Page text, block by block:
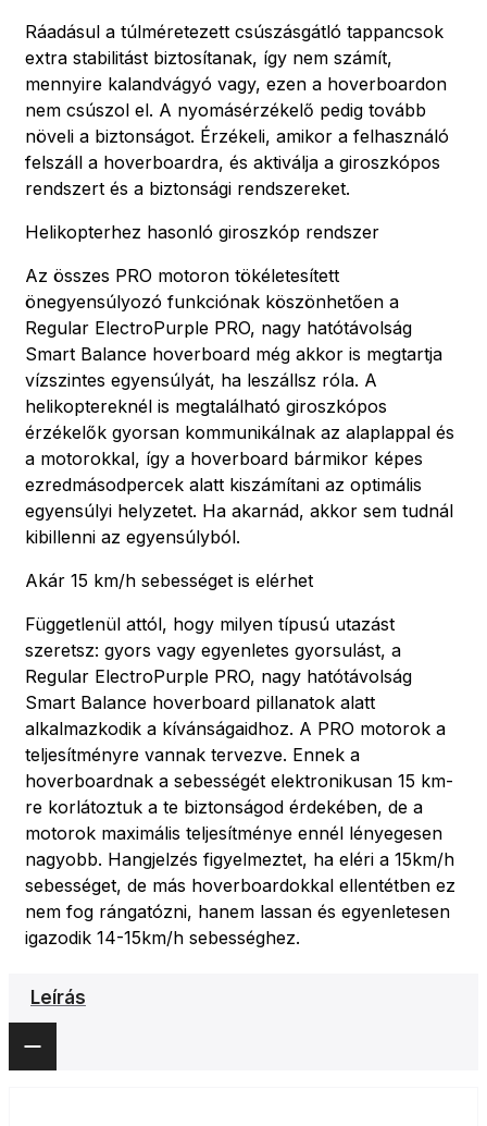
Ráadásul a túlméretezett csúszásgátló tappancsok
extra stabilitást biztosítanak, így nem számít,
mennyire kalandvágyó vagy, ezen a hoverboardon
nem csúszol el. A nyomásérzékelő pedig tovább
növeli a biztonságot. Érzékeli, amikor a felhasználó
felszáll a hoverboardra, és aktiválja a giroszkópos
rendszert és a biztonsági rendszereket.
Helikopterhez hasonló giroszkóp rendszer
Az összes PRO motoron tökéletesített
önegyensúlyozó funkciónak köszönhetően a
Regular ElectroPurple PRO, nagy hatótávolság
Smart Balance hoverboard még akkor is megtartja
vízszintes egyensúlyát, ha leszállsz róla. A
helikoptereknél is megtalálható giroszkópos
érzékelők gyorsan kommunikálnak az alaplappal és
a motorokkal, így a hoverboard bármikor képes
ezredmásodpercek alatt kiszámítani az optimális
egyensúlyi helyzetet. Ha akarnád, akkor sem tudnál
kibillenni az egyensúlyból.
Akár 15 km/h sebességet is elérhet
Függetlenül attól, hogy milyen típusú utazást
szeretsz: gyors vagy egyenletes gyorsulást, a
Regular ElectroPurple PRO, nagy hatótávolság
Smart Balance hoverboard pillanatok alatt
alkalmazkodik a kívánságaidhoz. A PRO motorok a
teljesítményre vannak tervezve. Ennek a
hoverboardnak a sebességét elektronikusan 15 km-
re korlátoztuk a te biztonságod érdekében, de a
motorok maximális teljesítménye ennél lényegesen
nagyobb. Hangjelzés figyelmeztet, ha eléri a 15km/h
sebességet, de más hoverboardokkal ellentétben ez
nem fog rángatózni, hanem lassan és egyenletesen
igazodik 14-15km/h sebességhez.
Leírás